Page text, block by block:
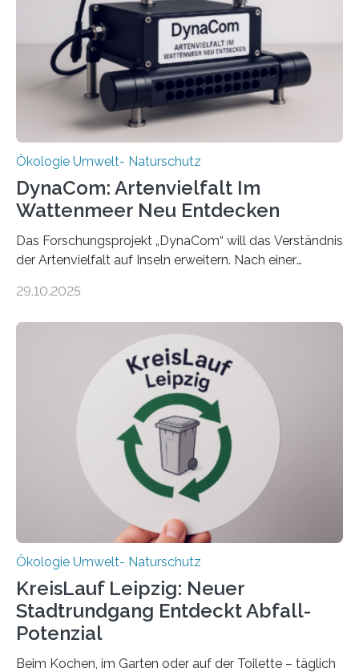
Ökologie Umwelt- Naturschutz
DynaCom: Artenvielfalt Im
Wattenmeer Neu Entdecken
Das Forschungsprojekt „DynaCom“ will das Verständnis
der Artenvielfalt auf Inseln erweitern. Nach einer
Beobachtungen im Wattenmeer ist nun eine große
Oldenburg befassen sich insbesondere damit, wie ein
Ökosystem gedeiht – und wie sich dieser Prozess
verlässlich prognostizieren lässt. Grünes Licht für
„DynaCom“: Die Deutsche Forschungsgemeinschaft
(DFG) fördert das Anfang 2019 gestartete
Forschungsprojekt an der Universität Oldenburg für
zwei weitere Jahre mit rund 1,2 Millionen Euro. „Wir
freuen uns sehr über…
29.10.2025
Ökologie Umwelt- Naturschutz
KreisLauf Leipzig: Neuer
Stadtrundgang Entdeckt Abfall-
Potenzial
Beim Kochen, im Garten oder auf der Toilette – täglich